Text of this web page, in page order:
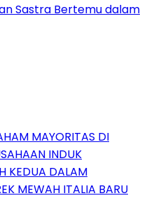
Sastra Bertemu dalam
MAYORITAS DI
INDUK
KEDUA DALAM
MEWAH ITALIA BARU